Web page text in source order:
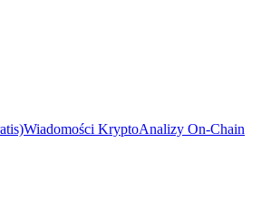
Wiadomości KryptoAnalizy On-Chain